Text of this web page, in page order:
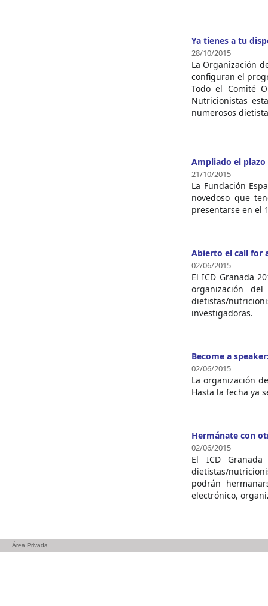
Ya tienes a tu
28/10/2015
La Organización
configuran el
Todo el Comité
Nutricionistas
numerosos
Ampliado el plazo
21/10/2015
La Fundación
novedoso que
presentarse en el
Abierto el call for
02/06/2015
El ICD Granada
organización
dietistas/
investigadoras.
Become a
02/06/2015
La organización
Hasta la fecha ya
Hermánate con
02/06/2015
El ICD
dietistas/
podrán
electrónico,
Área Privada